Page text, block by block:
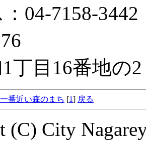
04-7158-3442
丁目16番地
番近い森のまち [1] 戻る
(C) City